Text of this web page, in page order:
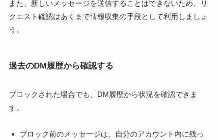
また、新しいメッセージを送信することはできないため、リ
クエスト確認はあくまで情報収集の手段として利用しましょ
う。
過去のDM履歴から確認する
ブロックされた場合でも、DM履歴から状況を確認できま
す。
ブロック前のメッセージは、自分のアカウント内に残っ